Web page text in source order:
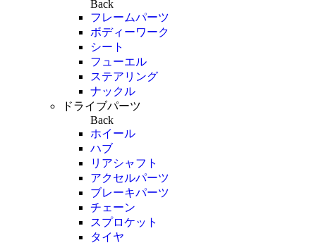
Back
フレームパーツ
ボディーワーク
シート
フューエル
ステアリング
ナックル
ドライブパーツ
Back
ホイール
ハブ
リアシャフト
アクセルパーツ
ブレーキパーツ
チェーン
スプロケット
タイヤ